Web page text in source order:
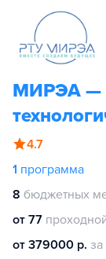
МИРЭА —
4.7
1 программа
8 бюджетных
от 77
от 379000 р. за